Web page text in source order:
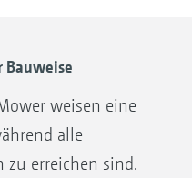
Bauweise
weisen eine
alle
zu erreichen sind.